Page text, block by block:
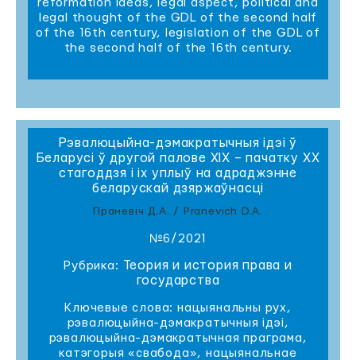
reformation ideas, legal aspect, political and
legal thought of the GDL of the second half
of the 16th century, legislation of the GDL of
the second half of the 16th century.
Рэвалюцыйна-дэмакратычныя ідэі ў
Беларусі ў другой палове ХІХ – пачатку ХХ
стагоддзя і іх уплыў на адраджэнне
беларускай дзяржаўнасці
Праневіч Д.А. / Pranevich D.A.
№6/2021
Рубрика: Теория и история права и
государства
Ключевые слова: нацыянальны рух,
рэвалюцыйна-дэмакратычныя ідэі,
рэвалюцыйна-дэмакратычная праграма,
катэгорыя «свабода», нацыянальнае